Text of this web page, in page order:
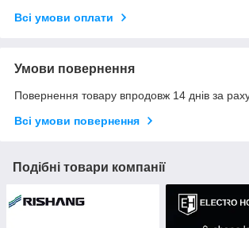
Всі умови оплати
Умови повернення
Повернення товару впродовж 14 днів за
Всі умови повернення
Подібні товари компанії